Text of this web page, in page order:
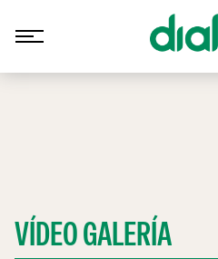
VÍDEO GALERÍA